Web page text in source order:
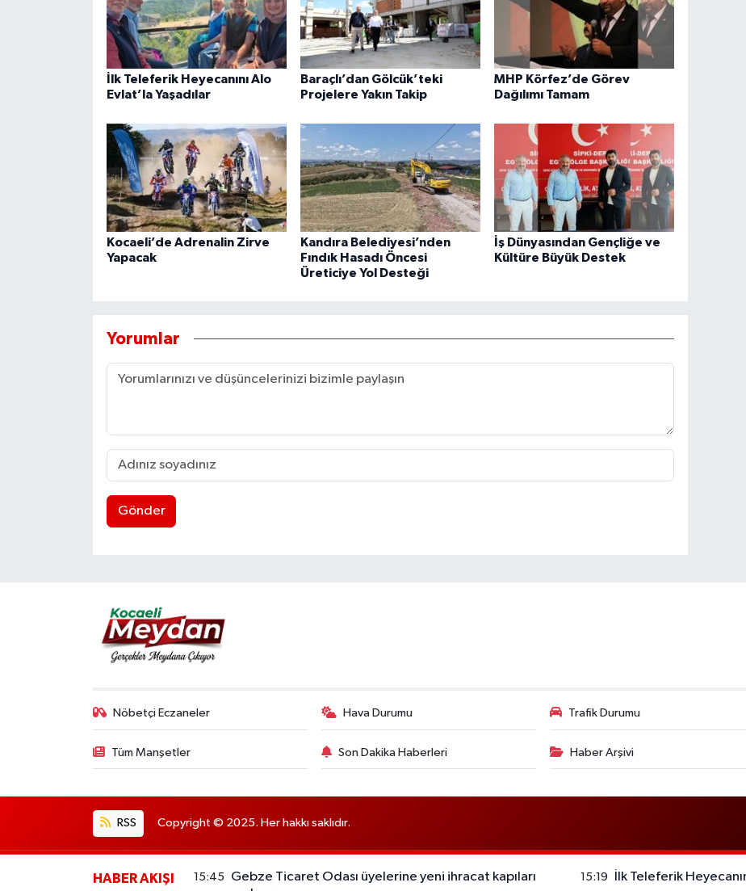
İlk Teleferik Heyecanını Alo
Evlat’la Yaşadılar
Baraçlı’dan Gölcük’teki
Projelere Yakın Takip
MHP Körfez’de Görev
Dağılımı Tamam
Kocaeli’de Adrenalin Zirve
Yapacak
Kandıra Belediyesi’nden
Fındık Hasadı Öncesi
Üreticiye Yol Desteği
İş Dünyasından Gençliğe ve
Kültüre Büyük Destek
Yorumlar
Gönder
Nöbetçi Eczaneler Hava Durumu Trafik Durumu
Tüm Manşetler Son Dakika Haberleri Haber Arşivi
RSS Copyright © 2025. Her hakkı saklıdır.
HABER AKIŞI 15:45
Gebze Ticaret Odası üyelerine yeni ihracat kapıları
15:19 İlk Teleferik